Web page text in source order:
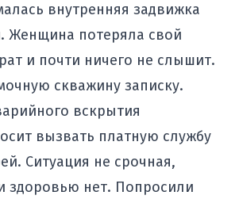
внутренняя задвижка
Женщина потеряла свой
и почти ничего не слышит.
скважину записку.
вскрытия
вызвать платную службу
Ситуация не срочная,
здоровью нет. Попросили